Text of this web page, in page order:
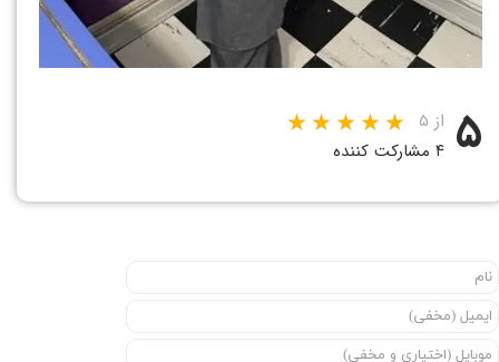
۵ از ۵
۴ مشارکت کننده